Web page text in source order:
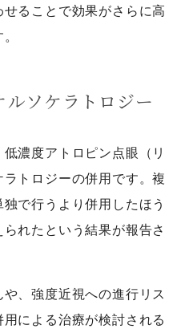
ることで効果がさらに高
ソケラトロジー
濃度アトロピン点眼（リ
トロジーの併用です。複
で行うより併用したほう
れたという結果が報告さ
、強度近視への進行リス
による治療が検討される